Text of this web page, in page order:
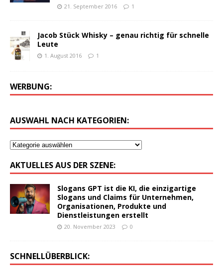
21. September 2016 1
Jacob Stück Whisky – genau richtig für schnelle
Leute
1. August 2016 1
WERBUNG:
AUSWAHL NACH KATEGORIEN:
AKTUELLES AUS DER SZENE:
Slogans GPT ist die KI, die einzigartige
Slogans und Claims für Unternehmen,
Organisationen, Produkte und
Dienstleistungen erstellt
20. November 2023 0
SCHNELLÜBERBLICK: